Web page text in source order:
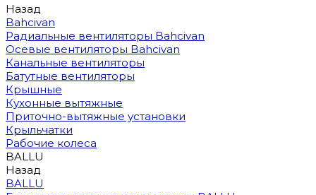
Назад
Bahcivan
Радиальные вентиляторы Bahcivan
Осевые вентиляторы Bahcivan
Канальные вентиляторы
Батутные вентиляторы
Крышные
Кухонные вытяжные
Приточно-вытяжные установки
Крыльчатки
Рабочие колеса
BALLU
Назад
BALLU